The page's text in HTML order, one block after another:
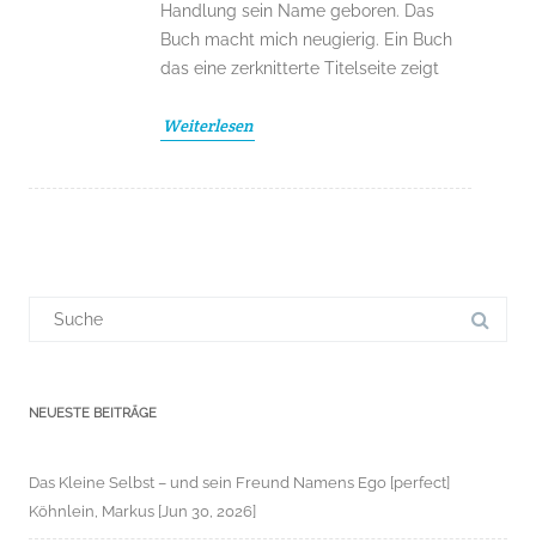
Handlung sein Name geboren. Das
Buch macht mich neugierig. Ein Buch
das eine zerknitterte Titelseite zeigt
Weiterlesen
NEUESTE BEITRÄGE
Das Kleine Selbst – und sein Freund Namens Ego [perfect]
Köhnlein, Markus [Jun 30, 2026]